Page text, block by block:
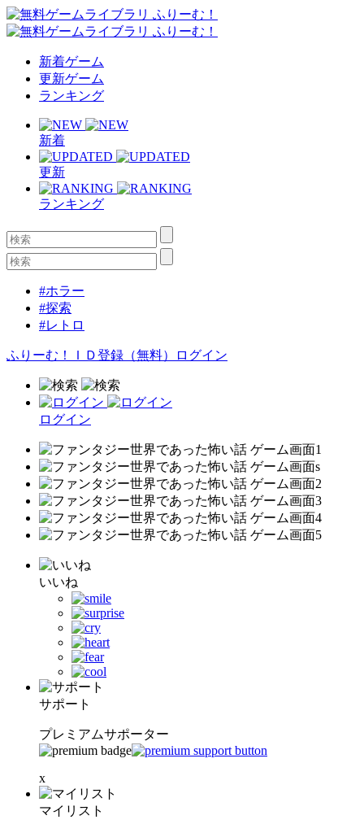
新着ゲーム
更新ゲーム
ランキング
新着
更新
ランキング
#ホラー
#探索
#レトロ
ふりーむ！ＩＤ登録（無料） ログイン
ログイン
いいね
サポート
プレミアムサポーター
x
マイリスト